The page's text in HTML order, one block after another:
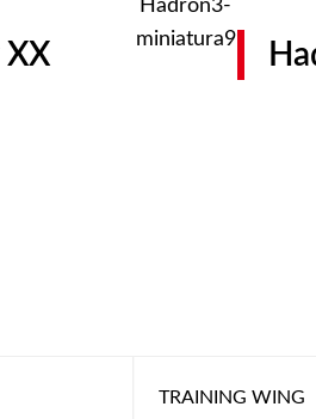
XX
TRAINING WING